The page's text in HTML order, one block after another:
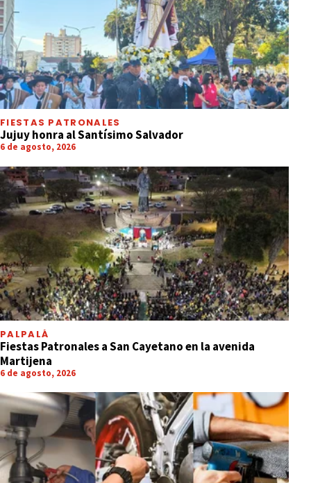
FIESTAS PATRONALES
Jujuy honra al Santísimo Salvador
6 de agosto, 2026
PALPALÁ
Fiestas Patronales a San Cayetano en la avenida
Martijena
6 de agosto, 2026